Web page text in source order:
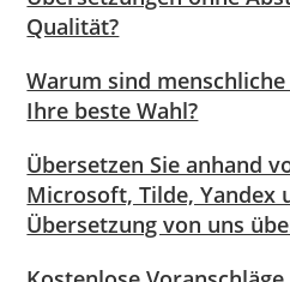
Qualität?
Warum sind
Ihre beste Wahl?
Übersetzen Sie anhand
Microsoft, Tilde, Yandex
Übersetzung von uns